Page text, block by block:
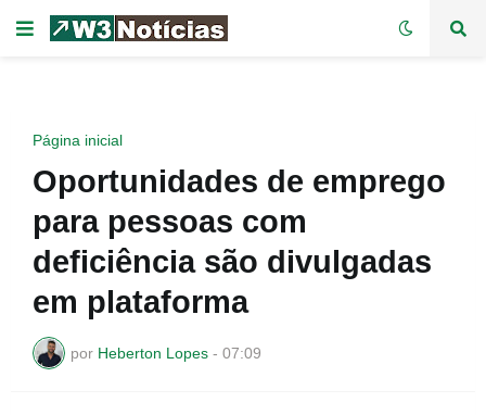
Página inicial
Oportunidades de emprego
para pessoas com
deficiência são divulgadas
em plataforma
por Heberton Lopes - 07:09